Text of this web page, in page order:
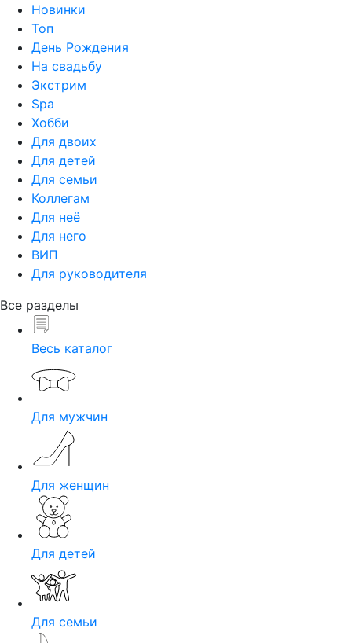
Новинки
Топ
День Рождения
На свадьбу
Экстрим
Spa
Хобби
Для двоих
Для детей
Для семьи
Коллегам
Для неё
Для него
ВИП
Для руководителя
Все разделы
Весь каталог
Для мужчин
Для женщин
Для детей
Для семьи